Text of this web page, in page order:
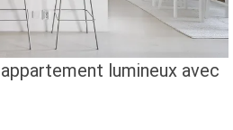
lumineux avec